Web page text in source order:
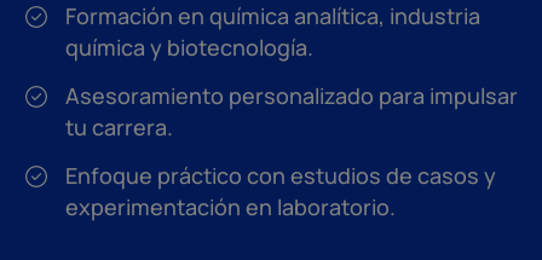
Formación en química analítica, industria
química y biotecnología.
Asesoramiento personalizado para impulsar
tu carrera.
Enfoque práctico con estudios de casos y
experimentación en laboratorio.